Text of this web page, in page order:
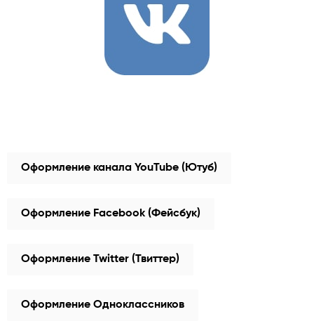
Оформление канала YouTube (Ютуб)
Оформление Facebook (Фейсбук)
Оформление Twitter (Твиттер)
Оформление Одноклассников